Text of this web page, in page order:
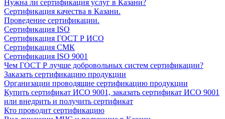
Нужна ли сертификация услуг в Казани?
Сертификация качества в Казани.
Проведение сертификации.
Сертификация ISO
Сертификация ГОСТ Р ИСО
Сертификация СМК
Сертификация ISO 9001
Чем ГОСТ Р лучше добровольных систем сертификации?
Заказать сертификацию продукции
Организации проводящие сертификацию продукции
Купить сертификат ИСО 9001, заказать сертификат ИСО 9001
или внедрить и получить сертификат
Кто проводит сертификацию